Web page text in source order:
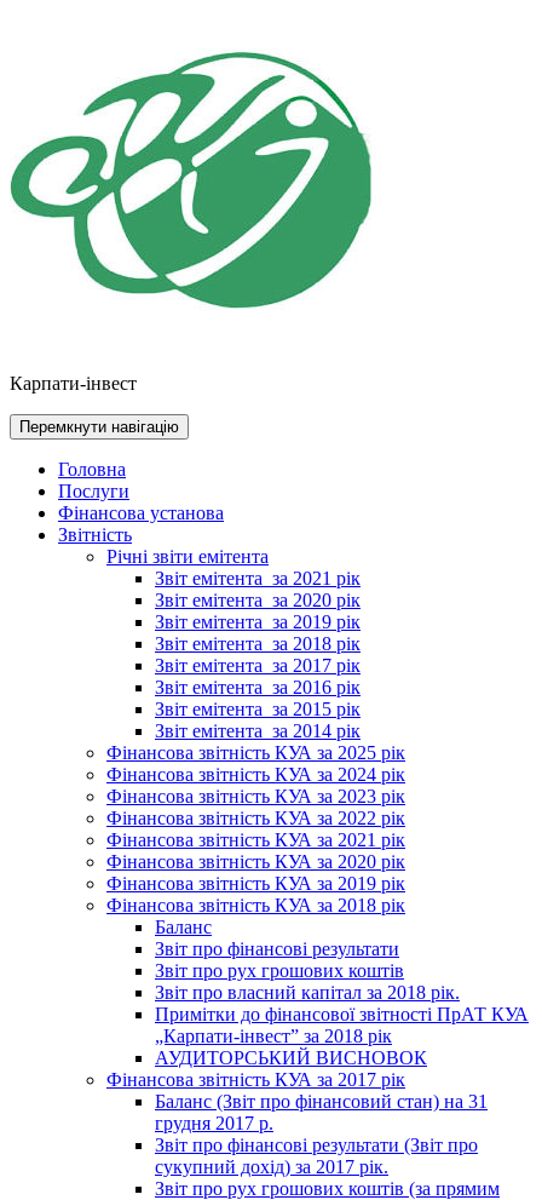
Карпати-інвест
Перемкнути навігацію
Головна
Послуги
Фінансова установа
Звітність
Річні звіти емітента
Звіт емітента_за 2021 рік
Звіт емітента_за 2020 рік
Звіт емітента_за 2019 рік
Звіт емітента_за 2018 рік
Звіт емітента_за 2017 рік
Звіт емітента_за 2016 рік
Звіт емітента_за 2015 рік
Звіт емітента_за 2014 рік
Фінансова звітність КУА за 2025 рік
Фінансова звітність КУА за 2024 рік
Фінансова звітність КУА за 2023 рік
Фінансова звітність КУА за 2022 рік
Фінансова звітність КУА за 2021 рік
Фінансова звітність КУА за 2020 рік
Фінансова звітність КУА за 2019 рік
Фінансова звітність КУА за 2018 рік
Баланс
Звіт про фінансові результати
Звіт про рух грошових коштів
Звіт про власний капітал за 2018 рік.
Примітки до фінансової звітності ПрАТ КУА
„Карпати-інвест” за 2018 рік
АУДИТОРСЬКИЙ ВИСНОВОК
Фінансова звітність КУА за 2017 рік
Баланс (Звіт про фінансовий стан) на 31
грудня 2017 р.
Звіт про фінансові результати (Звіт про
сукупний дохід) за 2017 рік.
Звіт про рух грошових коштів (за прямим